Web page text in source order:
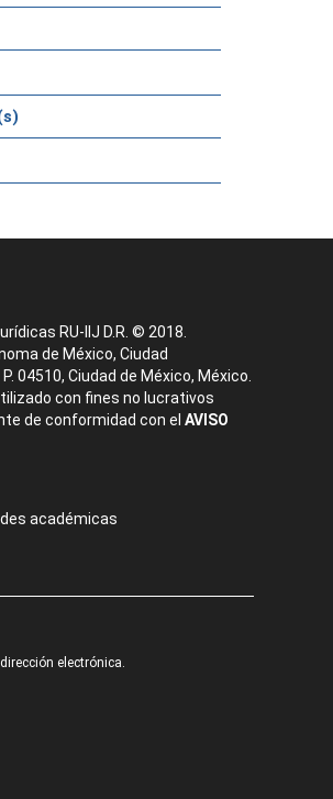
RU-IIJ D.R. © 2018.
de México, Ciudad
04510, Ciudad de México, México.
con fines no lucrativos
de conformidad con el AVISO
académicas
electrónica.